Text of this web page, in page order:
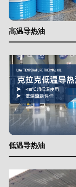
高温导热油
低温导热油